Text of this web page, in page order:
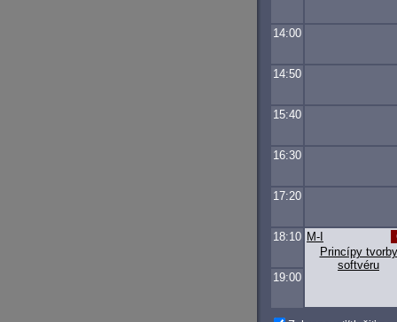
14:00
14:50
15:40
16:30
17:20
18:10
Princípy tvorby
softvéru
M-I
19:00